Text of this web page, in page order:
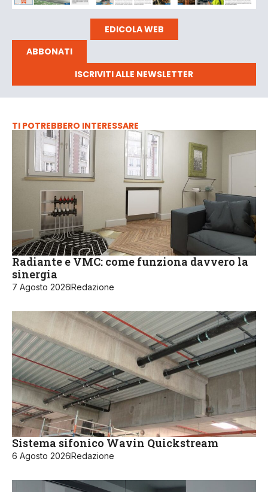
EDICOLA WEB
ABBONATI
ISCRIVITI ALLE NEWSLETTER
TI POTREBBERO INTERESSARE
Radiante e VMC: come funziona davvero la
sinergia
7 Agosto 2026Redazione
Sistema sifonico Wavin Quickstream
6 Agosto 2026Redazione